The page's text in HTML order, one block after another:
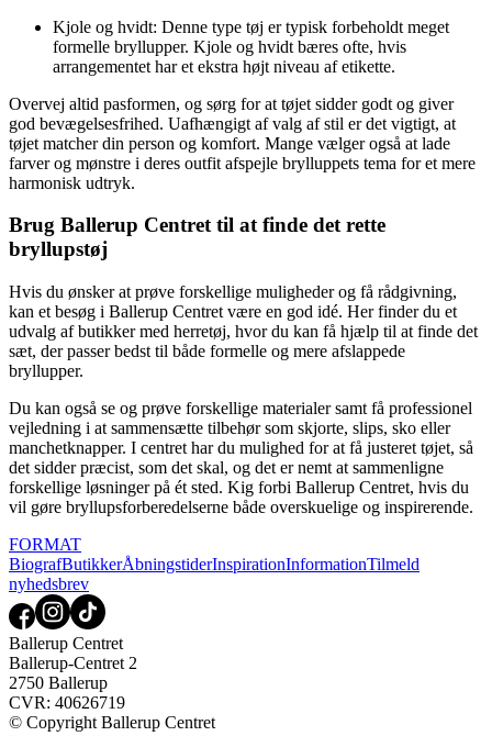
Kjole og hvidt: Denne type tøj er typisk forbeholdt meget
formelle bryllupper. Kjole og hvidt bæres ofte, hvis
arrangementet har et ekstra højt niveau af etikette.
Overvej altid pasformen, og sørg for at tøjet sidder godt og giver
god bevægelsesfrihed. Uafhængigt af valg af stil er det vigtigt, at
tøjet matcher din person og komfort. Mange vælger også at lade
farver og mønstre i deres outfit afspejle brylluppets tema for et mere
harmonisk udtryk.
Brug Ballerup Centret til at finde det rette
bryllupstøj
Hvis du ønsker at prøve forskellige muligheder og få rådgivning,
kan et besøg i Ballerup Centret være en god idé. Her finder du et
udvalg af butikker med herretøj, hvor du kan få hjælp til at finde det
sæt, der passer bedst til både formelle og mere afslappede
bryllupper.
Du kan også se og prøve forskellige materialer samt få professionel
vejledning i at sammensætte tilbehør som skjorte, slips, sko eller
manchetknapper. I centret har du mulighed for at få justeret tøjet, så
det sidder præcist, som det skal, og det er nemt at sammenligne
forskellige løsninger på ét sted. Kig forbi Ballerup Centret, hvis du
vil gøre bryllupsforberedelserne både overskuelige og inspirerende.
FORMAT
BiografButikkerÅbningstiderInspirationInformationTilmeld
nyhedsbrev
Ballerup Centret
Ballerup-Centret 2
2750 Ballerup
CVR: 40626719
© Copyright Ballerup Centret